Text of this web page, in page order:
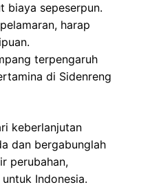
biaya sepeserpun.
harap
terpengaruh
di Sidenreng
keberlanjutan
dan bergabunglah
perubahan,
Indonesia.